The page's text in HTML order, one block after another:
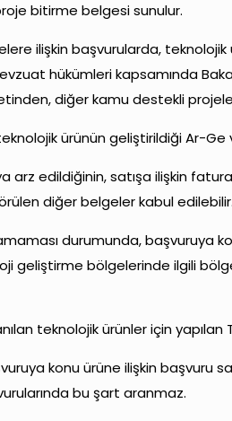
bitirme belgesi sunulur.
ilişkin başvurularda,
hükümleri kapsamında
diğer kamu destekli
ürünün geliştirildiği Ar-
arz edildiğinin, satışa ilişkin
diğer belgeler kabul edilebilir.
durumunda, başvuruya
geliştirme bölgelerinde ilgili
teknolojik ürünler için
konu ürüne ilişkin başvuru
bu şart aranmaz.